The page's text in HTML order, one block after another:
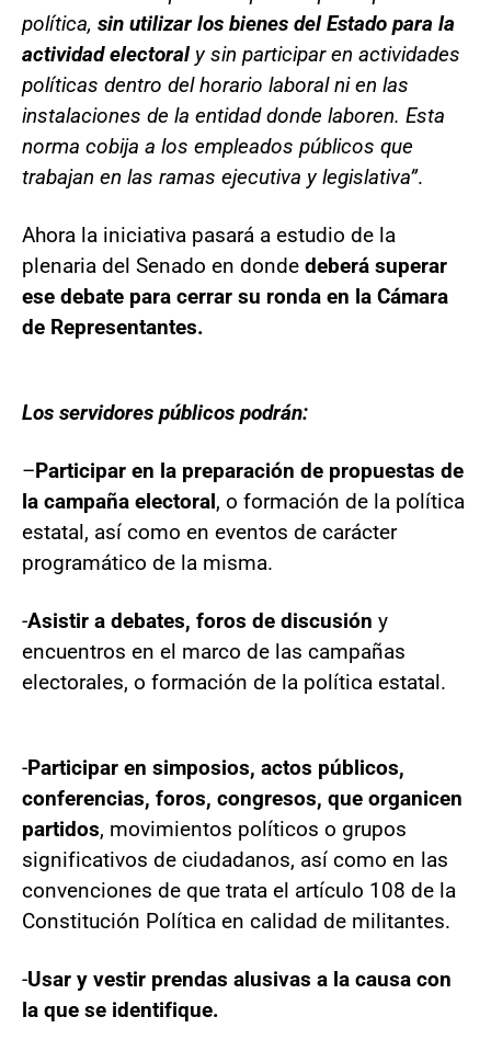
política, sin utilizar los bienes del Estado para la
actividad electoral y sin participar en actividades
políticas dentro del horario laboral ni en las
instalaciones de la entidad donde laboren. Esta
norma cobija a los empleados públicos que
trabajan en las ramas ejecutiva y legislativa”.
Ahora la iniciativa pasará a estudio de la
plenaria del Senado en donde deberá superar
ese debate para cerrar su ronda en la Cámara
de Representantes.
Los servidores públicos podrán:
–Participar en la preparación de propuestas de
la campaña electoral, o formación de la política
estatal, así como en eventos de carácter
programático de la misma.
-Asistir a debates, foros de discusión y
encuentros en el marco de las campañas
electorales, o formación de la política estatal.
-Participar en simposios, actos públicos,
conferencias, foros, congresos, que organicen
partidos, movimientos políticos o grupos
significativos de ciudadanos, así como en las
convenciones de que trata el artículo 108 de la
Constitución Política en calidad de militantes.
-Usar y vestir prendas alusivas a la causa con
la que se identifique.